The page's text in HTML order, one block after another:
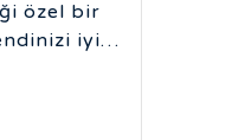
özel bir
iyi
ve
taşır.